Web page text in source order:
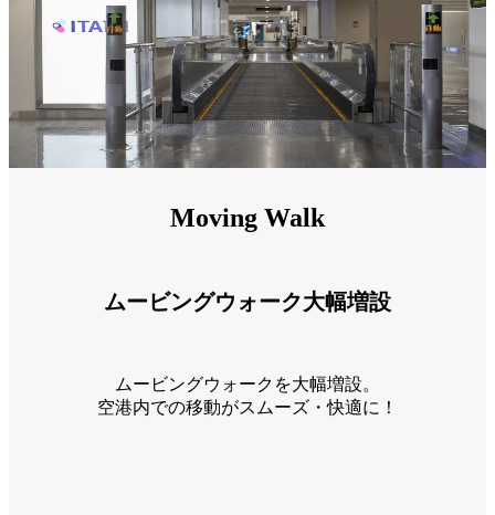
Moving Walk
ムービングウォーク大幅増設
ムービングウォークを大幅増設。
空港内での移動がスムーズ・快適に！